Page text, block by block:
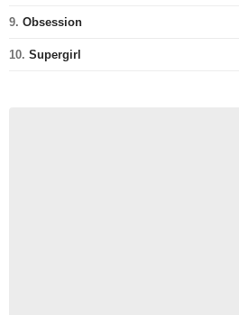
9. Obsession
10. Supergirl